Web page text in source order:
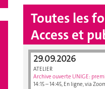
Toutes les
Access et
29.09.2026
ATELIER
Archive ouverte UNIGE :
14:15 – 14:45, En ligne, via